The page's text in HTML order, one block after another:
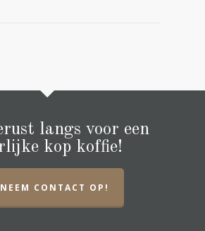
langs voor een
kop koffie!
NEEM CONTACT OP!